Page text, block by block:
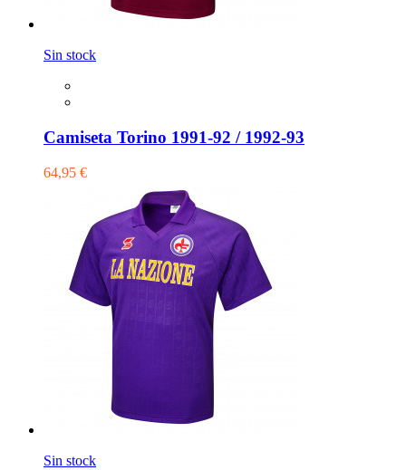
Sin stock
Camiseta Torino 1991-92 / 1992-93
64,95 €
Sin stock